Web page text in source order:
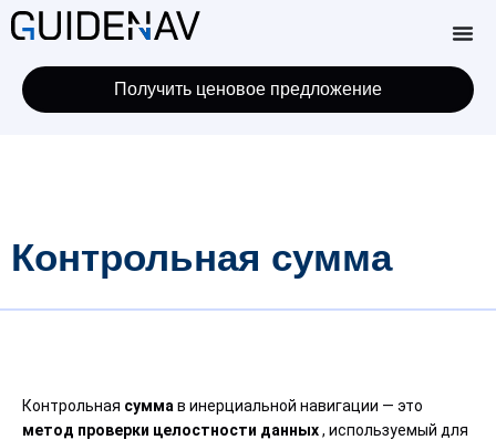
Получить ценовое предложение
Контрольная сумма
Контрольная сумма в инерциальной навигации — это
метод проверки целостности данных, используемый для